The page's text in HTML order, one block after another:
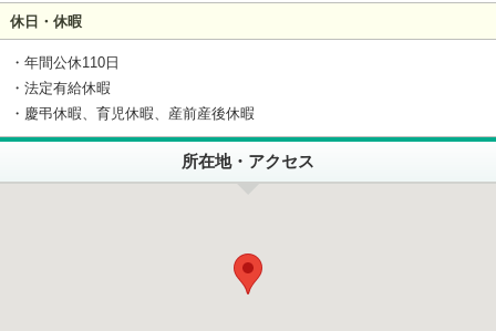
休日・休暇
・年間公休110日
・法定有給休暇
・慶弔休暇、育児休暇、産前産後休暇
所在地・アクセス